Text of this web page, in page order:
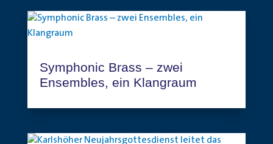
Symphonic Brass – zwei
Ensembles, ein Klangraum